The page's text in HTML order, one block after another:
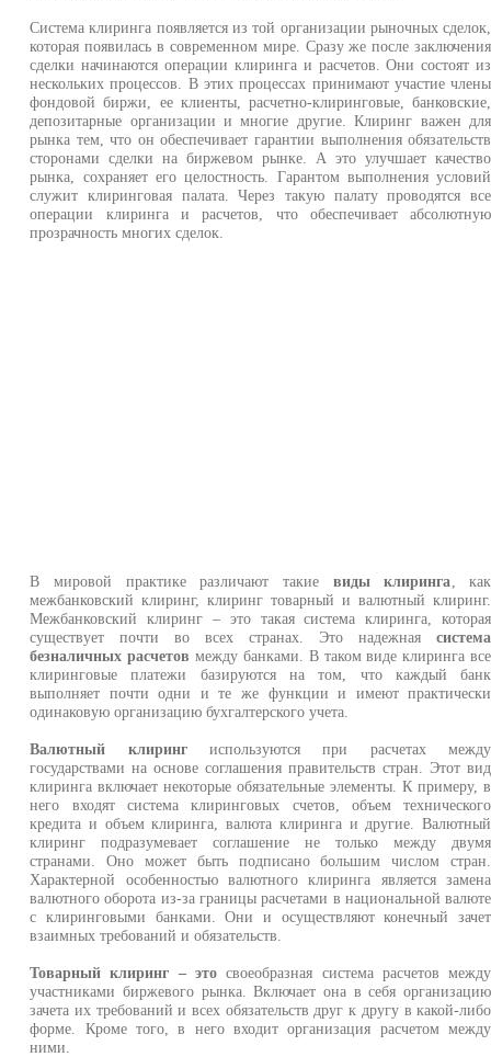
Система клиринга появляется из той организации рыночных сделок,
которая появилась в современном мире. Сразу же после заключения
сделки начинаются операции клиринга и расчетов. Они состоят из
нескольких процессов. В этих процессах принимают участие члены
фондовой биржи, ее клиенты, расчетно-клиринговые, банковские,
депозитарные организации и многие другие. Клиринг важен для
рынка тем, что он обеспечивает гарантии выполнения обязательств
сторонами сделки на биржевом рынке. А это улучшает качество
рынка, сохраняет его целостность. Гарантом выполнения условий
служит клиринговая палата. Через такую палату проводятся все
операции клиринга и расчетов, что обеспечивает абсолютную
прозрачность многих сделок.
В мировой практике различают такие виды клиринга , как
межбанковский клиринг, клиринг товарный и валютный клиринг.
Межбанковский клиринг – это такая система клиринга, которая
существует почти во всех странах. Это надежнаясистема
безналичных расчетов между банками. В таком виде клиринга все
клиринговые платежи базируются на том, что каждый банк
выполняет почти одни и те же функции и имеют практически
одинаковую организацию бухгалтерского учета.
Валютный клирингиспользуются при расчетах между
государствами на основе соглашения правительств стран. Этот вид
клиринга включает некоторые обязательные элементы. К примеру, в
него входят система клиринговых счетов, объем технического
кредита и объем клиринга, валюта клиринга и другие. Валютный
клиринг подразумевает соглашение не только между двумя
странами. Оно может быть подписано большим числом стран.
Характерной особенностью валютного клиринга является замена
валютного оборота из-за границы расчетами в национальной валюте
с клиринговыми банками. Они и осуществляют конечный зачет
взаимных требований и обязательств.
Товарный клиринг – это своеобразная система расчетов между
участниками биржевого рынка. Включает она в себя организацию
зачета их требований и всех обязательств друг к другу в какой-либо
форме. Кроме того, в него входит организация расчетом между
ними.